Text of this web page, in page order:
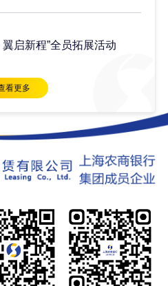
启新程”全员拓展活动
看更多